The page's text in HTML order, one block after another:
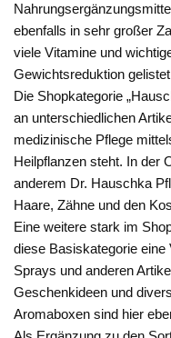
ebenfalls in sehr großer
viele Vitamine und
Gewichtsreduktion
Die Shopkategorie
an unterschiedlichen
medizinische Pflege
Heilpflanzen steht. In der
anderem Dr. Hauschka
Haare, Zähne und den
Eine weitere stark im
diese Basiskategorie
Sprays und anderen
Geschenkideen und
Aromaboxen sind hier